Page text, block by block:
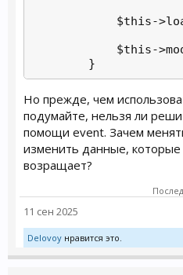
$this-
$this-
        }
Но прежде, чем
подумайте, нельзя ли
помощи event. Зачем
изменить данные,
возращает?
11 сен 2025
Delovoy нравится это.